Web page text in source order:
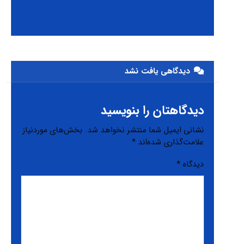
دیدگاهی یافت نشد
دیدگاهتان را بنویسید
نشانی ایمیل شما منتشر نخواهد شد. بخش‌های موردنیاز
علامت‌گذاری شده‌اند*
دیدگاه*